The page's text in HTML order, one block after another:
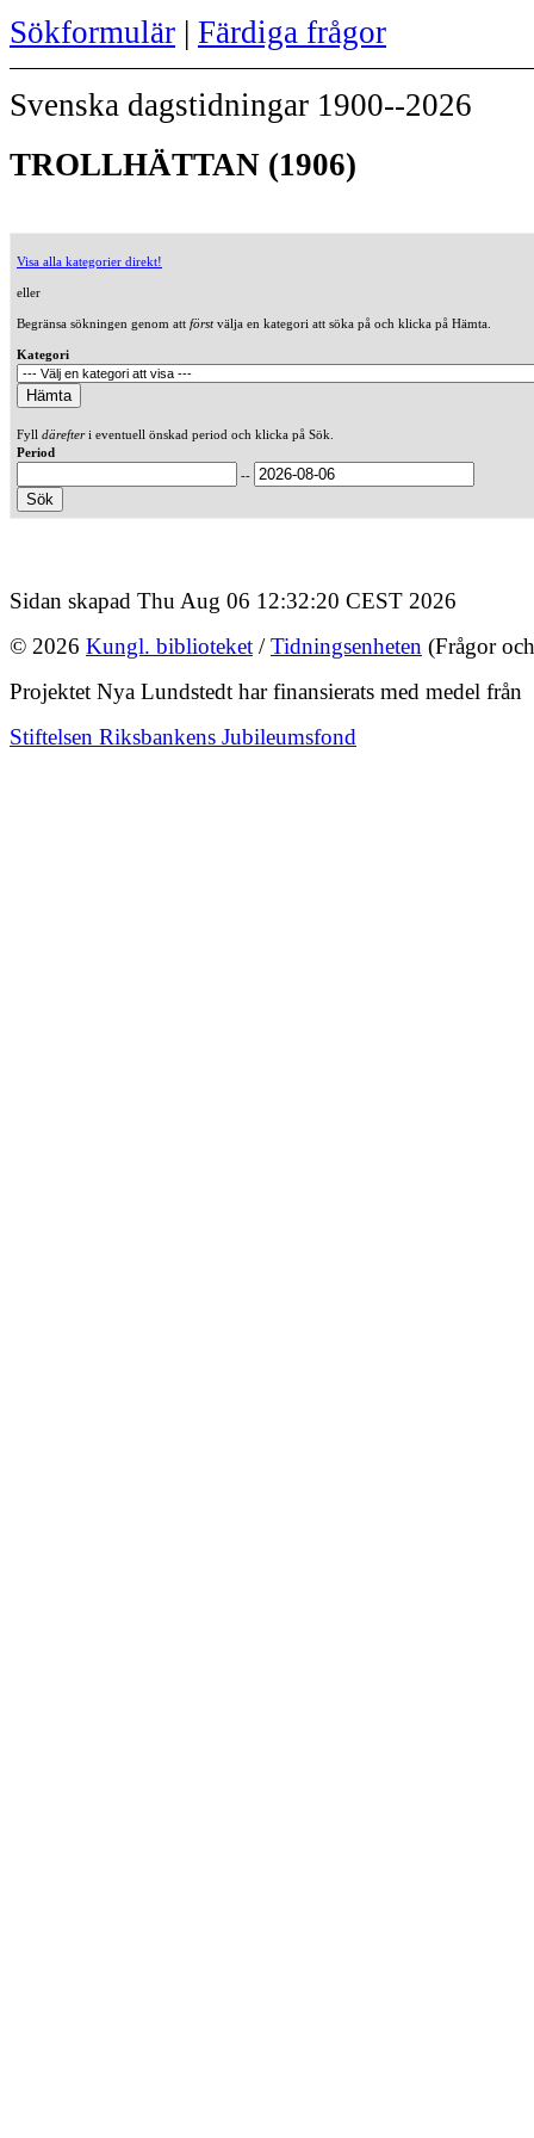
Sökformulär | Färdiga frågor
Svenska dagstidningar 1900--2026
TROLLHÄTTAN (1906)
Visa alla kategorier direkt!
eller
Begränsa sökningen genom att förstvälja en kategori att söka på och klicka på Hämta.
Kategori
Fyll därefteri eventuell önskad period och klicka på Sök.
Period
--
Sidan skapad Thu Aug 06 12:32:20 CEST 2026
© 2026 Kungl. biblioteket /Tidningsenheten (Frågor
Projektet Nya Lundstedt har finansierats med medel från
Stiftelsen Riksbankens Jubileumsfond